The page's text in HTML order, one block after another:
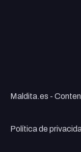
Maldita.es -
Política de